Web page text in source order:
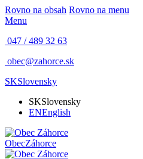
Rovno na obsah Rovno na menu
Menu
047 / 489 32 63
obec@zahorce.sk
SKSlovensky
SKSlovensky
ENEnglish
ObecZáhorce